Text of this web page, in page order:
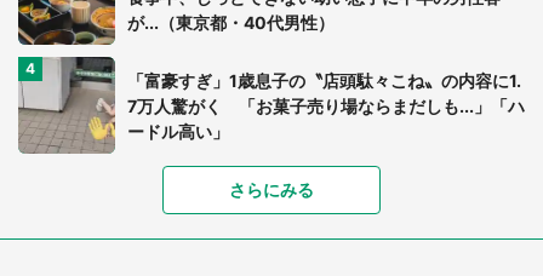
が...（東京都・40代男性）
「富豪すぎ」1歳息子の〝店頭駄々こね〟の内容に1.
7万人驚がく 「お菓子売り場ならまだしも...」「ハ
ードル高い」
あまりにも四角すぎる猫、激写される 「これもう
さらにみる